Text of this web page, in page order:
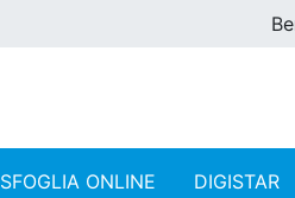
SFOGLIA ONLINE DIGISTAR